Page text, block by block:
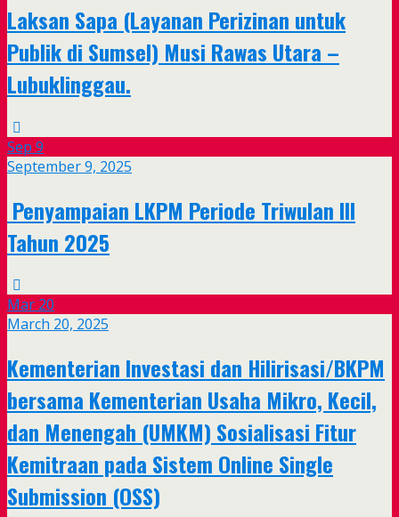
Laksan Sapa (Layanan Perizinan untuk
Publik di Sumsel) Musi Rawas Utara –
Lubuklinggau.
Sep 9
September 9, 2025
Penyampaian LKPM Periode Triwulan III
Tahun 2025
Mar 20
March 20, 2025
Kementerian Investasi dan Hilirisasi/BKPM
bersama Kementerian Usaha Mikro, Kecil,
dan Menengah (UMKM) Sosialisasi Fitur
Kemitraan pada Sistem Online Single
Submission (OSS)